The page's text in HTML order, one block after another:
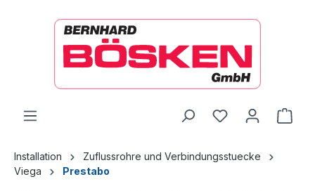
Installation
Zuflussrohre und Verbindungsstuecke
Viega
Prestabo